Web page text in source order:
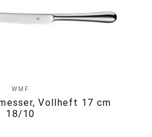
WMF
Vollheft 17 cm
18/10